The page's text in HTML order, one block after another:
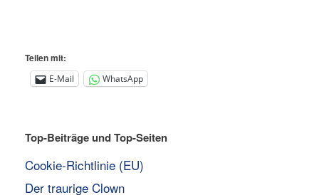
Teilen mit:
E-Mail WhatsApp
Top-Beiträge und Top-Seiten
Cookie-Richtlinie (EU)
Der traurige Clown